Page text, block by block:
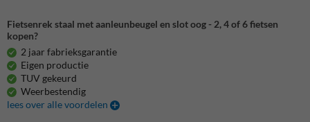
Fietsenrek staal met aanleunbeugel en slot oog - 2, 4 of 6 fietsen
kopen?
2 jaar fabrieksgarantie
Eigen productie
TUV gekeurd
Weerbestendig
lees over alle voordelen